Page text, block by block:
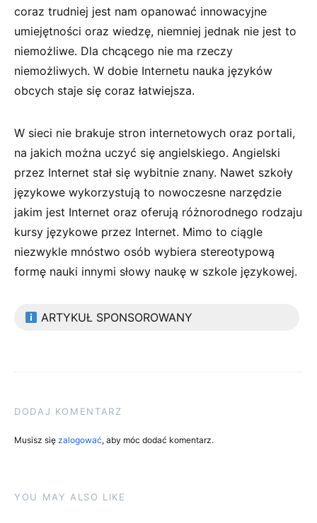
coraz trudniej jest nam opanować innowacyjne
umiejętności oraz wiedzę, niemniej jednak nie jest to
niemożliwe. Dla chcącego nie ma rzeczy
niemożliwych. W dobie Internetu nauka języków
obcych staje się coraz łatwiejsza.
W sieci nie brakuje stron internetowych oraz portali,
na jakich można uczyć się angielskiego. Angielski
przez Internet stał się wybitnie znany. Nawet szkoły
językowe wykorzystują to nowoczesne narzędzie
jakim jest Internet oraz oferują różnorodnego rodzaju
kursy językowe przez Internet. Mimo to ciągle
niezwykle mnóstwo osób wybiera stereotypową
formę nauki innymi słowy naukę w szkole językowej.
ARTYKUŁ SPONSOROWANY
DODAJ KOMENTARZ
Musisz się zalogować, aby móc dodać komentarz.
YOU MAY ALSO LIKE